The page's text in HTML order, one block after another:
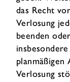
das Recht
Verlosung
beenden
planmäßigen
Verlosung